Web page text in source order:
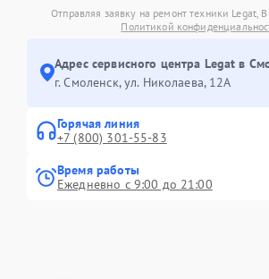
Отправляя заявку на ремонт техники Legat,
Политикой
Адрес сервисного центра Legat в
г. Смоленск, ул. Николаева, 12А
Горячая линия
+7 (800) 301-55-83
Время работы
Ежедневно с 9:00 до 21:00